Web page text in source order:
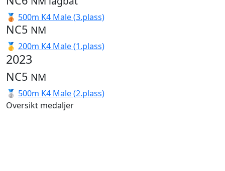
🥉 500m K4 Male (3.plass)
NC5 NM
🥇 200m K4 Male (1.plass)
2023
NC5 NM
🥈 500m K4 Male (2.plass)
Oversikt medaljer